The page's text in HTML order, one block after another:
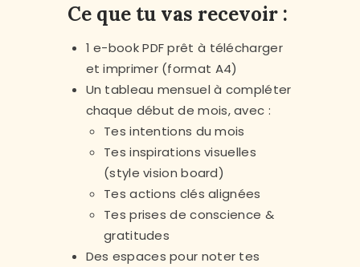
Ce que tu vas recevoir :
1 e-book PDF prêt à télécharger
et imprimer (format A4)
Un tableau mensuel à compléter
chaque début de mois, avec :
Tes intentions du mois
Tes inspirations visuelles
(style vision board)
Tes actions clés alignées
Tes prises de conscience &
gratitudes
Des espaces pour noter tes